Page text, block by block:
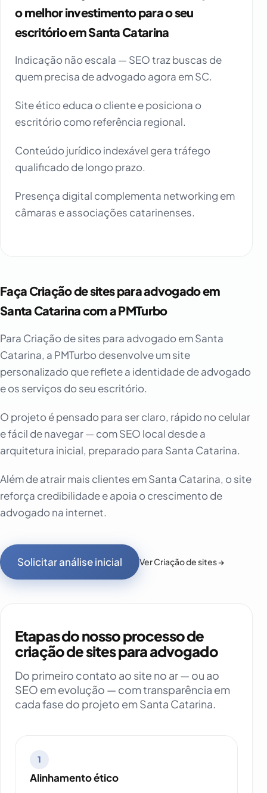
o melhor investimento para o seu
escritório em Santa Catarina
Indicação não escala — SEO traz buscas de
quem precisa de advogado agora em SC.
Site ético educa o cliente e posiciona o
escritório como referência regional.
Conteúdo jurídico indexável gera tráfego
qualificado de longo prazo.
Presença digital complementa networking em
câmaras e associações catarinenses.
Faça Criação de sites para advogado em
Santa Catarina com a PMTurbo
Para Criação de sites para advogado em Santa
Catarina, a PMTurbo desenvolve um site
personalizado que reflete a identidade de advogado
e os serviços do seu escritório.
O projeto é pensado para ser claro, rápido no celular
e fácil de navegar — com SEO local desde a
arquitetura inicial, preparado para Santa Catarina.
Além de atrair mais clientes em Santa Catarina, o site
reforça credibilidade e apoia o crescimento de
advogado na internet.
Solicitar análise inicial Ver Criação de sites →
Etapas do nosso processo de
criação de sites para advogado
Do primeiro contato ao site no ar — ou ao
SEO em evolução — com transparência em
cada fase do projeto em Santa Catarina.
1
Alinhamento ético